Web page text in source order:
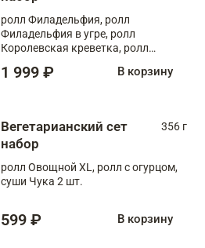
ролл Филадельфия, ролл
Филадельфия в угре, ролл
Королевская креветка, ролл
1 999 ₽ В корзину
Вегетарианский сет
набор
356 г
ролл Овощной XL, ролл с огурцом,
суши Чука 2 шт.
599 ₽ В корзину